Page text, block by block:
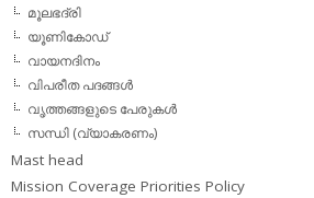
മൂലഭദ്രി
യൂണികോഡ്
വായനദിനം
വിപരീത പദങ്ങള്‍
വൃത്തങ്ങളുടെ പേരുകള്‍
സന്ധി (വ്യാകരണം)
Mast head
Mission Coverage Priorities Policy